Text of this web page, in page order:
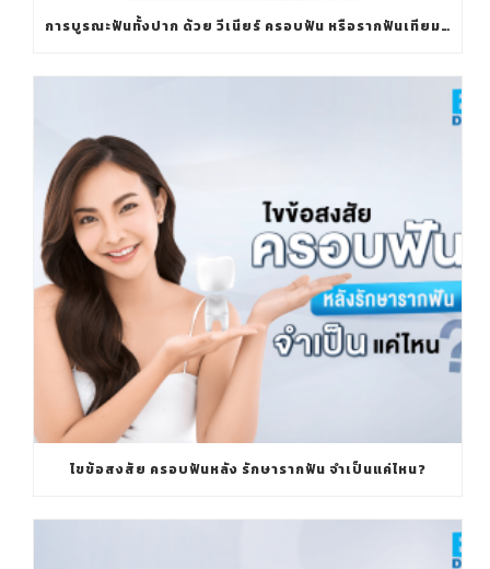
การบูรณะฟันทั้งปาก ด้วย วีเนียร์ ครอบฟัน หรือรากฟันเทียมทั้งปาก ทางเลือกไหนใช่สำหรับคุณ?
ไขข้อสงสัย ครอบฟันหลัง รักษารากฟัน จำเป็นแค่ไหน?